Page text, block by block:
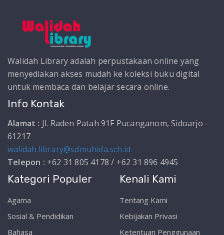
Walidah Library adalah perpustakaan online yang
menyediakan akses mudah ke koleksi buku digital
untuk membaca dan belajar secara online.
Info Kontak
Alamat : Jl. Raden Patah 91F Pucanganom, Sidoarjo -
61217
walidah.library@sdmuhida.sch.id
Telepon : +62 31 805 4178 / +62 31 896 4945
Kategori Populer
Agama
Sosial & Pendidikan
Bahasa
Kenali Kami
Tentang Kami
Kebijakan Privasi
Ketentuan Penggunaan